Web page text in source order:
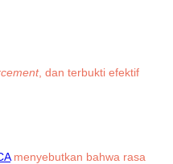
, dan terbukti efektif
menyebutkan bahwa rasa